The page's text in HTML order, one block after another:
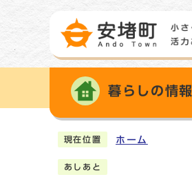
暮らしの情報
現在位置 ホーム
あしあと